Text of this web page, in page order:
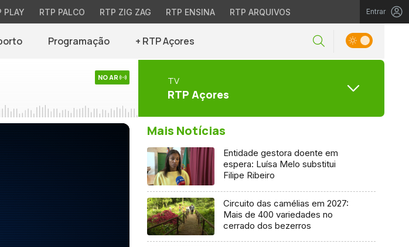
PLAY RTP PALCO RTP ZIG ZAG RTP ENSINA RTP ARQUIVOS Entrar
Programação + RTP Açores
NO AR TV
RTP Açores
Mais Notícias
Entidade gestora doente em
espera: Luísa Melo substitui
Filipe Ribeiro
Circuito das camélias em 2027:
Mais de 400 variedades no
cerrado dos bezerros